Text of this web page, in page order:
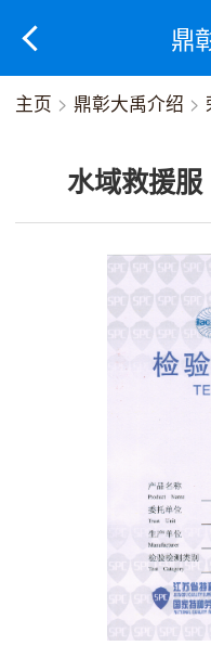
鼎
主页 > 鼎彰大禹介绍 >
水域救援